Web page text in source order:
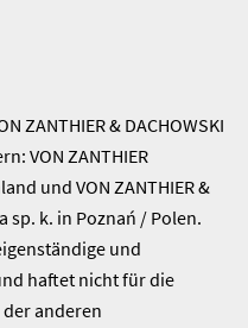
ZANTHIER & DACHOWSKI
VON ZANTHIER
und VON ZANTHIER &
sp. k. in Poznań / Polen.
und
haftet nicht für die
anderen